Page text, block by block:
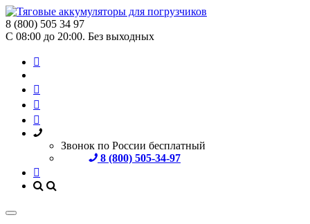
8 (800) 505 34 97
С 08:00 до 20:00. Без выходных
Звонок по России бесплатный
8 (800) 505-34-97